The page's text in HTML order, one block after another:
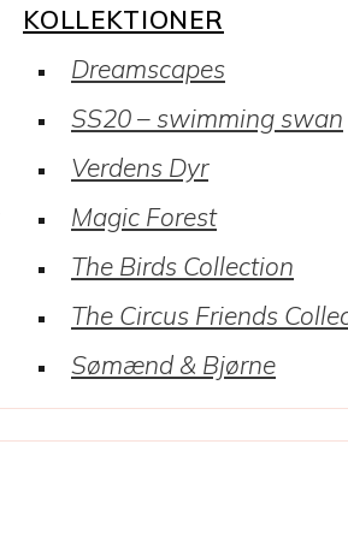
KOLLEKTIONER
Dreamscapes
SS20 – swimming swan
Verdens Dyr
Magic Forest
The Birds Collection
The Circus Friends
Sømænd & Bjørne